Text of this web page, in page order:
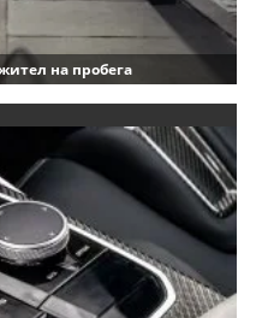
на пробега